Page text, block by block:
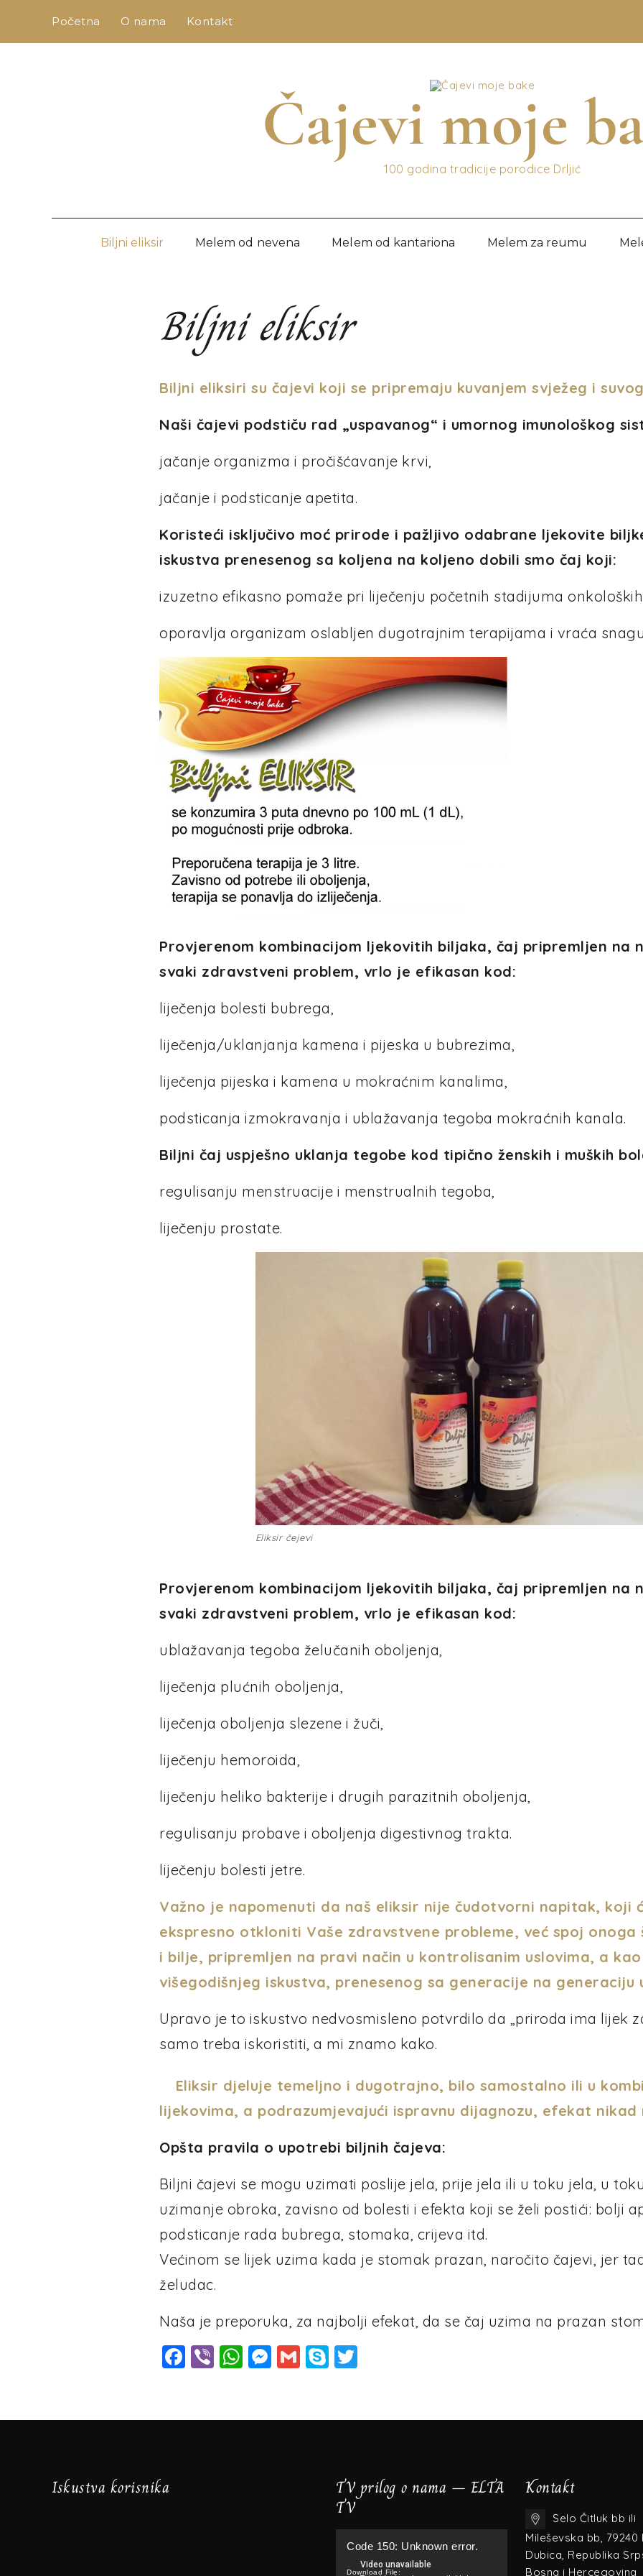
content
Početna O nama Kontakt
Čajevi moje
100 godina tradicije porodice Drljić
Biljni eliksir Melem od nevena Melem od kantariona Melem za reumu
Biljni eliksir
Biljni eliksiri su čajevi koji se pripremaju kuvanjem svježeg i
Naši čajevi podstiču rad „uspavanog“ i umornog imunološkog
jačanje organizma i pročišćavanje krvi,
jačanje i podsticanje apetita.
Koristeći isključivo moć prirode i pažljivo odabrane ljekovite
iskustva prenesenog sa koljena na koljeno dobili smo čaj koji:
izuzetno efikasno pomaže pri liječenju početnih stadijuma
oporavlja organizam oslabljen dugotrajnim terapijama i vraća
Provjerenom kombinacijom ljekovitih biljaka, čaj pripremljen na
svaki zdravstveni problem, vrlo je efikasan kod:
liječenja bolesti bubrega,
liječenja/uklanjanja kamena i pijeska u bubrezima,
liječenja pijeska i kamena u mokraćnim kanalima,
podsticanja izmokravanja i ublažavanja tegoba mokraćnih kanala.
Biljni čaj uspješno uklanja tegobe kod tipično ženskih i muških
regulisanju menstruacije i menstrualnih tegoba,
liječenju prostate.
Eliksir čejevi
Provjerenom kombinacijom ljekovitih biljaka, čaj pripremljen na
svaki zdravstveni problem, vrlo je efikasan kod:
ublažavanja tegoba želučanih oboljenja,
liječenja plućnih oboljenja,
liječenja oboljenja slezene i žuči,
liječenju hemoroida,
liječenju heliko bakterije i drugih parazitnih oboljenja,
regulisanju probave i oboljenja digestivnog trakta.
liječenju bolesti jetre.
Važno je napomenuti da naš eliksir nije čudotvorni napitak, koji
ekspresno otkloniti Vaše zdravstvene probleme, već spoj
i bilje, pripremljen na pravi način u kontrolisanim uslovima, a
višegodišnjeg iskustva, prenesenog sa generacije na generaciju
Upravo je to iskustvo nedvosmisleno potvrdilo da „priroda ima lijek
samo treba iskoristiti, a mi znamo kako.
Eliksir djeluje temeljno i dugotrajno, bilo samostalno ili u
lijekovima, a podrazumjevajući ispravnu dijagnozu, efekat nikad
Opšta pravila o upotrebi biljnih čajeva:
Biljni čajevi se mogu uzimati poslije jela, prije jela ili u toku jela, u
uzimanje obroka, zavisno od bolesti i efekta koji se želi postići: bolji
podsticanje rada bubrega, stomaka, crijeva itd.
Većinom se lijek uzima kada je stomak prazan, naročito čajevi, jer
želudac.
Naša je preporuka, za najbolji efekat, da se čaj uzima na prazan
Facebook
ViberWhatsApp
Messenger
GmailSkype
Iskustva korisnika
TV prilog o nama – ELTA
TV
Player
Code 150: Unknown error.
Download File:
Kontakt
Selo Čitluk bb ili
Mileševska bb, 79240
Dubica, Republika
Bosna i Hercegovina